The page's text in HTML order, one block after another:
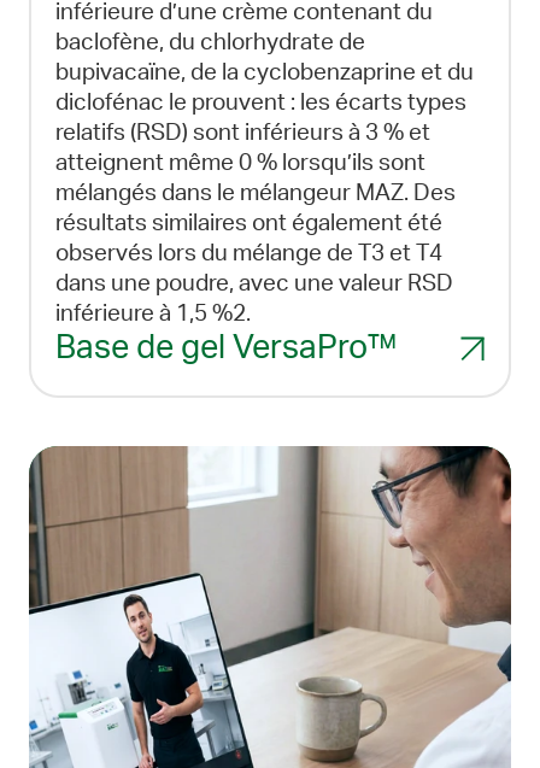
inférieure d’une crème contenant du
baclofène, du chlorhydrate de
bupivacaïne, de la cyclobenzaprine et du
diclofénac le prouvent : les écarts types
relatifs (RSD) sont inférieurs à 3 % et
atteignent même 0 % lorsqu’ils sont
mélangés dans le mélangeur MAZ. Des
résultats similaires ont également été
observés lors du mélange de T3 et T4
dans une poudre, avec une valeur RSD
inférieure à 1,5 %2.
Base de gel VersaPro™